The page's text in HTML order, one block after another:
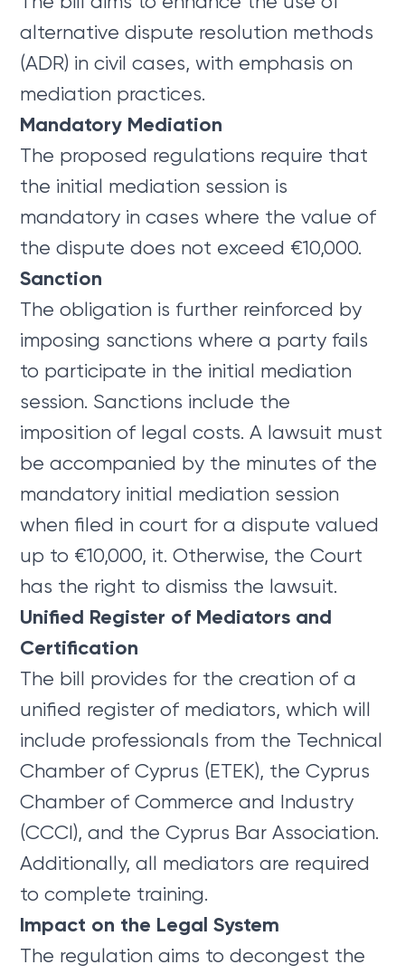
alternative dispute resolution methods
(ADR) in civil cases, with emphasis on
mediation practices.
Mandatory Mediation
The proposed regulations require that
the initial mediation session is
mandatory in cases where the value of
the dispute does not exceed €10,000.
Sanction
The obligation is further reinforced by
imposing sanctions where a party fails
to participate in the initial mediation
session. Sanctions include the
imposition of legal costs. A lawsuit must
be accompanied by the minutes of the
mandatory initial mediation session
when filed in court for a dispute valued
up to €10,000, it. Otherwise, the Court
has the right to dismiss the lawsuit.
Unified Register of Mediators and
Certification
The bill provides for the creation of a
unified register of mediators, which will
include professionals from the Technical
Chamber of Cyprus (ETEK), the Cyprus
Chamber of Commerce and Industry
(CCCI), and the Cyprus Bar Association.
Additionally, all mediators are required
to complete training.
Impact on the Legal System
The regulation aims to decongest the